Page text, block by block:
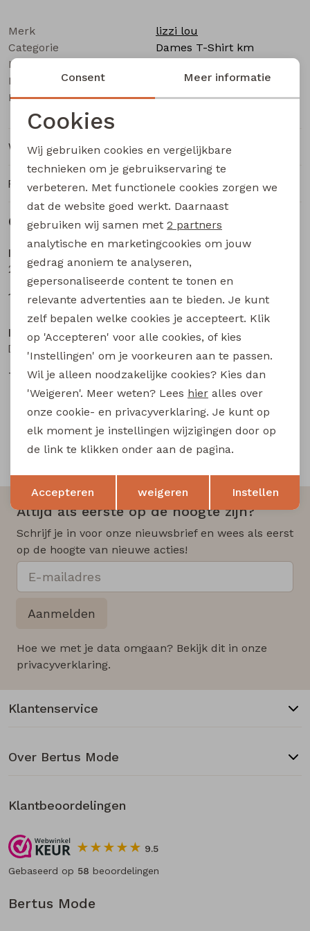
Bermuda's
Piraat broeken
Lange broeken
Merk
lizzi lou
Categorie
Dames T-Shirt km
Leverancierscode
Bestelcode
203002502
Kleur
Rood
Winkelvoorraad
Ruilen en retourneren
Gerelateerde producten
Sale
lizzi lou
214287 W20029 dames T-shirt km Wijnrood
18,74 24,99
7,50
14,99
Sale
lizzi lou
7,50 14,99
lizzi lou
7,50 14,99
Snelle en betrouwbare levering
Altijd als eerste op de hoogte zijn?
Schrijf je in voor onze nieuwsbrief en wees als eerst
op de hoogte van nieuwe acties!
Aanmelden
Hoe we met je data omgaan? Bekijk dit in onze
privacyverklaring.
Bertus Mode
Klantenservice
Over Bertus Mode
Klantbeoordelingen
9.5
Gebaseerd op 58 beoordelingen
Noodzakelijke cookies
Analytische cookies
Marketing cookies
Terug Opslaan
Consent Meer informatie
Cookies
Wij gebruiken cookies en vergelijkbare
technieken om je gebruikservaring te
verbeteren. Met functionele cookies zorgen we
dat de website goed werkt. Daarnaast
gebruiken wij samen met 2 partners
analytische en marketingcookies om jouw
gedrag anoniem te analyseren,
gepersonaliseerde content te tonen en
relevante advertenties aan te bieden. Je kunt
zelf bepalen welke cookies je accepteert. Klik
op 'Accepteren' voor alle cookies, of kies
'Instellingen' om je voorkeuren aan te passen.
Wil je alleen noodzakelijke cookies? Kies dan
'Weigeren'. Meer weten? Lees hier alles over
onze cookie- en privacyverklaring. Je kunt op
elk moment je instellingen wijzigingen door op
de link te klikken onder aan de pagina.
Accepteren weigeren Instellen